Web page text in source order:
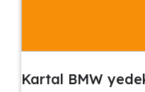
Kartal BMW